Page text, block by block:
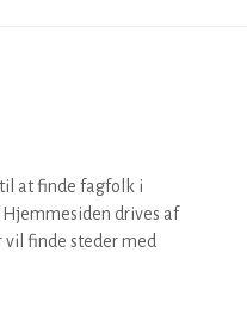
at finde fagfolk i
drives af
finde steder med